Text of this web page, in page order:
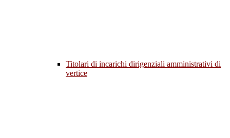
Titolari di incarichi dirigenziali amministrativi di
vertice